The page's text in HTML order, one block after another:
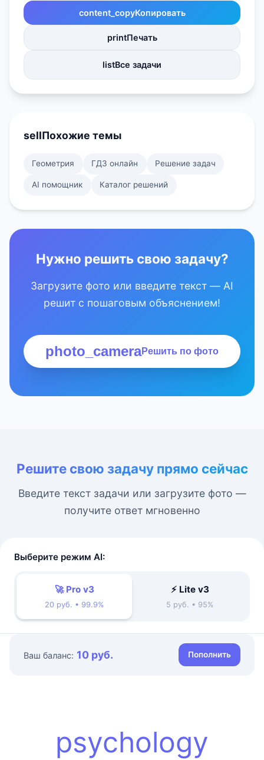
content_copyКопировать
printПечать
listВсе задачи
sellПохожие темы
Геометрия ГДЗ онлайн Решение задач
AI помощник Каталог решений
Нужно решить свою задачу?
Загрузите фото или введите текст — AI
решит с пошаговым объяснением!
photo_cameraРешить по фото
Решите свою задачу прямо сейчас
Введите текст задачи или загрузите фото —
получите ответ мгновенно
Выберите режим AI:
🚀 Pro v3
20 руб. • 99.9%
⚡ Lite v3
5 руб. • 95%
Ваш баланс: 10 руб. Пополнить
psychology